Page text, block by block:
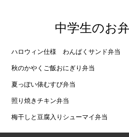
中学生のお
ハロウィン仕様 わんぱくサンド弁当
秋のかやくご飯おにぎり弁当
夏っぽい俵むすび弁当
照り焼きチキン弁当
梅干しと豆腐入りシューマイ弁当